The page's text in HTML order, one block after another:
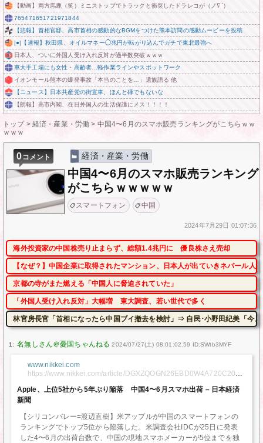
【動画】両方馬鹿（笑）ミニストップでトラックと衝突したドラレコが（ノ∇`）
765471651721971844
【悲報】首相官邸、高市首相の感動的なBGMをつけた熊本訪問の感動ムービーを投稿
|●|【速報】秋田県、オイルマネー◯兆円が転がり込んでガチで東北最強へ
日本人、ついに外国人受け入れ反対が過半数突破ｗｗｗ
車大手工場にも女性・高齢者…軽作業ラインやスポットワーク
イオンモール熊本の爆発事故「本当のことを…」遺族語る 他
【ニュース】日本共産党の街宣車、ほんと碌でもないな
【朗報】高市内閣、在日外国人の生活保護にメス！！！！
トップ> 経済・産業・労働 > 中国4〜6月のスマホ販売ランキングがこちらｗｗ
ｗｗｗ
0コメント 経済・産業・労働
中国4〜6月のスマホ販売ランキング
がこちらｗｗｗｗｗ
スマートフォン 中国
2024年7月29日 01:07:36
海外投資家の中国株売り止まらず、総額1.4兆円に 優良株さえ売却
【なぜ？】中国企業に取得されたマンション、日本人が出ていきネパール人
京都の寺がまた燃える「中国人に脅迫されていた」
「外国人受け入れ反対」大幅増 東大調査、若い世代で多く
林官房長官「首相になったら中国ブイ撤去を検討」⇒ 自民･小野田紀美「今
1: 2024/07/27(土) 08:01:02.59 ID:SWtb3MYF
www.nikkei.com
https://www.nikkei.com/article/DGXZQOGN26EBD0W4A720C2000
Apple、上位5社から5年ぶり陥落 中国4〜6月スマホ出荷 – 日本経済
新聞
【シリコンバレー=渡辺直樹】米アップルが中国のスマートフォンの
ランキングでトップ5位から陥落した。米調査会社IDCが25日に発表
した4〜6月の出荷台数で、中国の現地スマホメーカーが5位までを独